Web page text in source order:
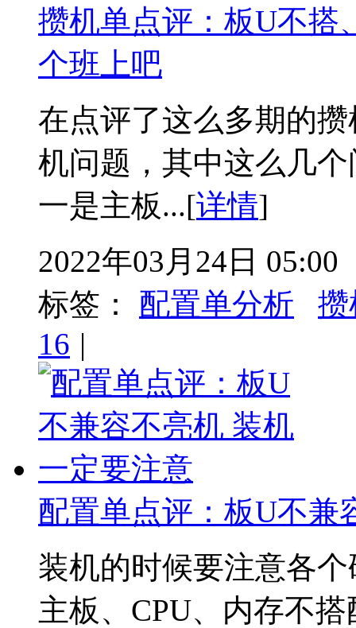
攒机单点评：板U不搭
个班上吧
在点评了这么多期的
机问题，其中这么几
一是主板...[详情]
2022年03月24日 05:00
标签：
配置单分析
攒
16 |
配置单点评：板U不兼
装机的时候要注意各
主板、CPU、内存不